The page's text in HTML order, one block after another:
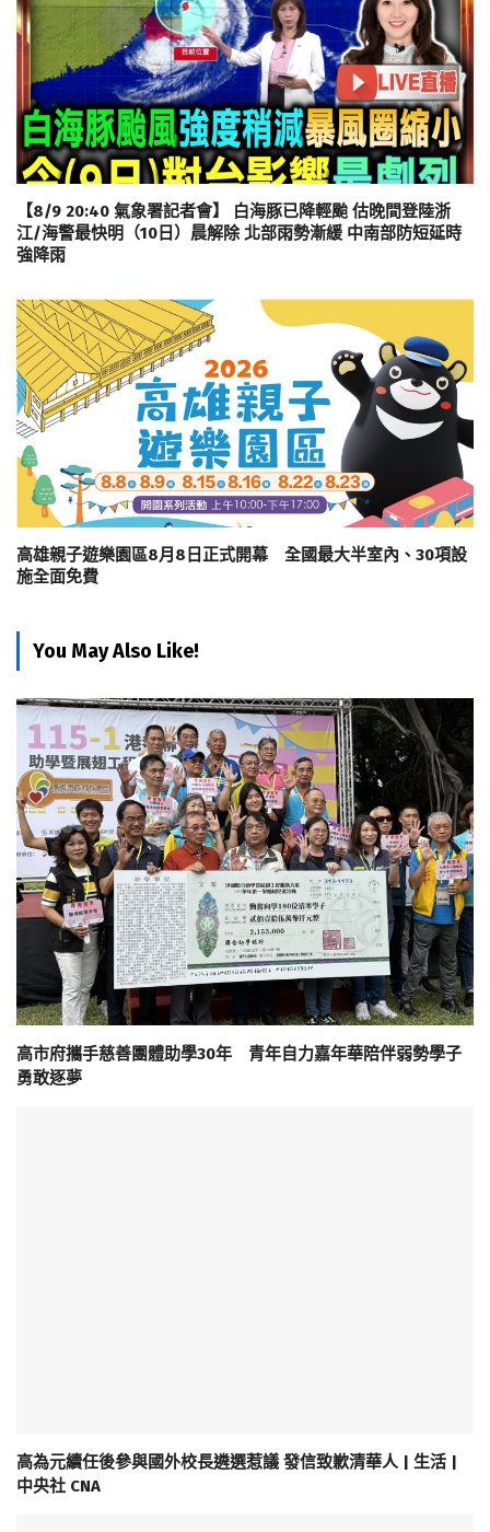
【8/9 20:40 氣象署記者會】 白海豚已降輕颱 估晚間登陸浙
江/海警最快明（10日）晨解除 北部雨勢漸緩 中南部防短延時
強降雨
高雄親子遊樂園區8月8日正式開幕 全國最大半室內、30項設
施全面免費
You May Also Like!
高市府攜手慈善團體助學30年 青年自力嘉年華陪伴弱勢學子
勇敢逐夢
高為元續任後參與國外校長遴選惹議 發信致歉清華人 | 生活 |
中央社 CNA